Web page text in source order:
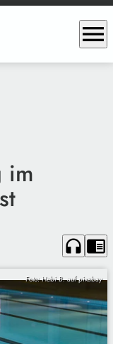
menu
im
headphones chrome_reader_mode
Foto: Hebi B. auf pixabay